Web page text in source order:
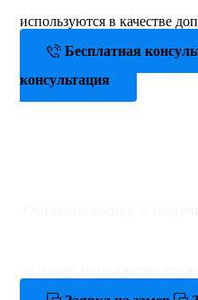
используются в качестве
Бесплатная
консультация